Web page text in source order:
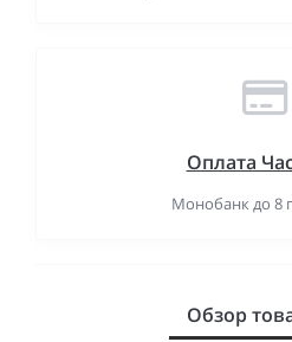
Оплата
Монобанк до 8
Обзор